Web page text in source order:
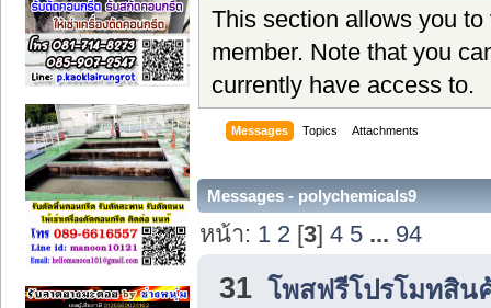
This section allows you
member. Note that you
currently have access to.
Messages Topics Attachments
Messages - polychemicals9
หน้า: 1 2 [3]4 5 ... 94
31 โพสฟรีโปรโมทสิน